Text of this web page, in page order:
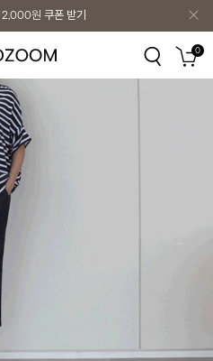
2,000원 쿠폰 받기
0